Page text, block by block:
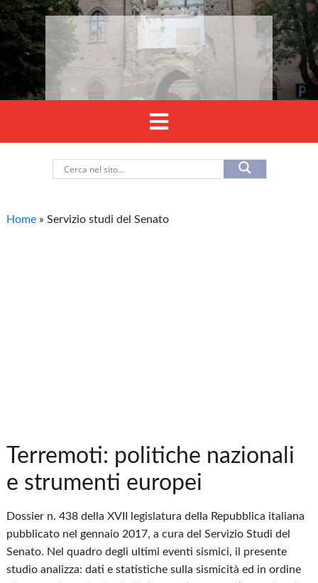
Home »Servizio studi del Senato
Terremoti: politiche nazionali
e strumenti europei
Dossier n. 438 della XVII legislatura della Repubblica italiana
pubblicato nel gennaio 2017, a cura del Servizio Studi del
Senato. Nel quadro degli ultimi eventi sismici, il presente
studio analizza: dati e statistiche sulla sismicità ed in ordine